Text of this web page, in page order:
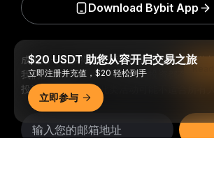
成为第一个获得加密货币世界重要见解和分
我们的时事通讯。全部形式的投资都存在风
投资金额的风险。此类活动可能不适合所有人
Download Bybit App
$20 USDT 助您从容开启交易之旅
立即注册并充值，$20 轻松到手
立即参与